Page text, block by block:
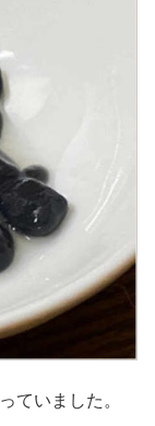
ていました。